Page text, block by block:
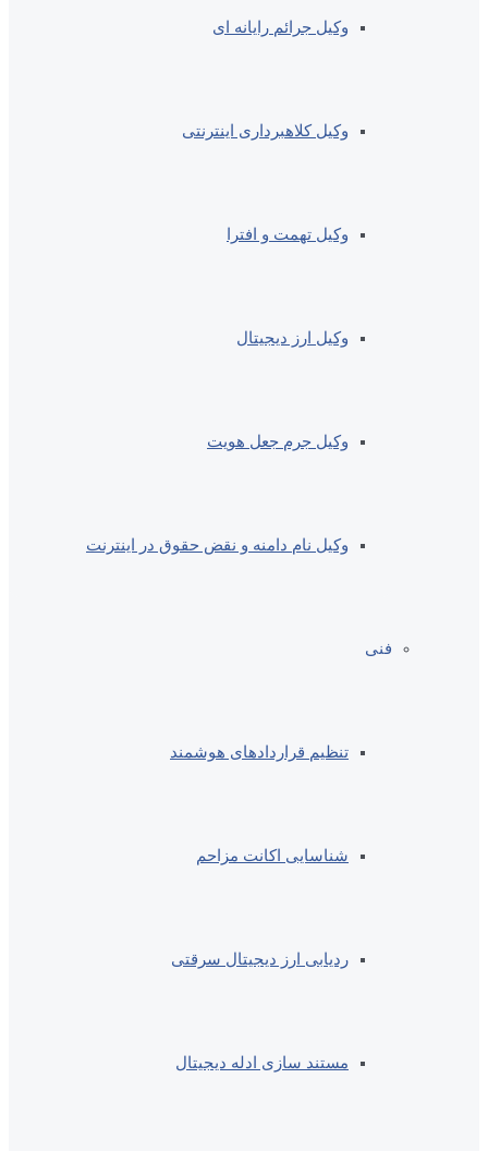
وکیل جرائم رایانه ای
وکیل کلاهبرداری اینترنتی
وکیل تهمت و افترا
وکیل ارز دیجیتال
وکیل جرم جعل هویت
وکیل نام دامنه و نقض حقوق در اینترنت
فنی
تنظیم قراردادهای هوشمند
شناسایی اکانت مزاحم
ردیابی ارز دیجیتال سرقتی
مستند سازی ادله دیجیتال